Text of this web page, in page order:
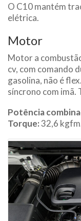
O C10 mantém
elétrica.
Motor
Motor a
cv, com comando
gasolina, não é
síncrono com imã.
Potência
Torque:32,6